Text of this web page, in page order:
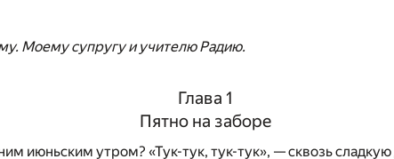
Моему супругу и учителю Радию.
Глава 1
Пятно на заборе
июньским утром? «Тук-тук, тук-тук», — сквозь сладкую